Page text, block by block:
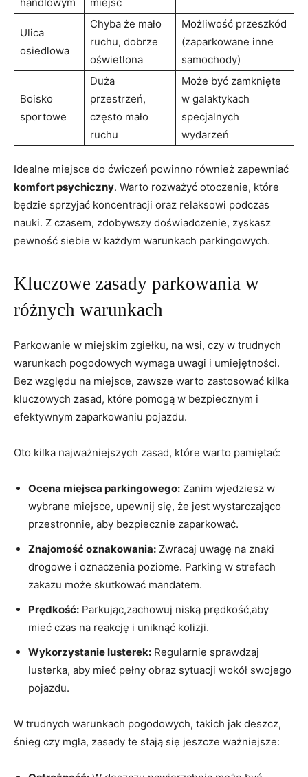
handlowym
miejsc
Ulica
osiedlowa
Chyba że mało
ruchu, dobrze
oświetlona
Możliwość przeszkód
(zaparkowane inne
samochody)
Boisko
sportowe
Duża
przestrzeń,
często mało
ruchu
Może być zamknięte
w galaktykach
specjalnych
wydarzeń
Idealne miejsce do ćwiczeń powinno również zapewniać
komfort psychiczny. Warto rozważyć otoczenie, które
będzie sprzyjać koncentracji oraz relaksowi podczas
nauki. Z czasem, zdobywszy doświadczenie, zyskasz
pewność siebie w każdym warunkach parkingowych.
Kluczowe zasady parkowania w
różnych warunkach
Parkowanie w miejskim zgiełku, na wsi, czy w trudnych
warunkach pogodowych wymaga uwagi i umiejętności.
Bez względu na miejsce, zawsze warto zastosować kilka
kluczowych zasad, które pomogą w bezpiecznym i
efektywnym zaparkowaniu pojazdu.
Oto kilka najważniejszych zasad, które warto pamiętać:
Ocena miejsca parkingowego: Zanim wjedziesz w
wybrane miejsce, upewnij się, że jest wystarczająco
przestronnie, aby bezpiecznie zaparkować.
Znajomość oznakowania: Zwracaj uwagę na znaki
drogowe i oznaczenia poziome. Parking w strefach
zakazu może skutkować mandatem.
Prędkość: Parkując,zachowuj niską prędkość,aby
mieć czas na reakcję i uniknąć kolizji.
Wykorzystanie lusterek: Regularnie sprawdzaj
lusterka, aby mieć pełny obraz sytuacji wokół swojego
pojazdu.
W trudnych warunkach pogodowych, takich jak deszcz,
śnieg czy mgła, zasady te stają się jeszcze ważniejsze: